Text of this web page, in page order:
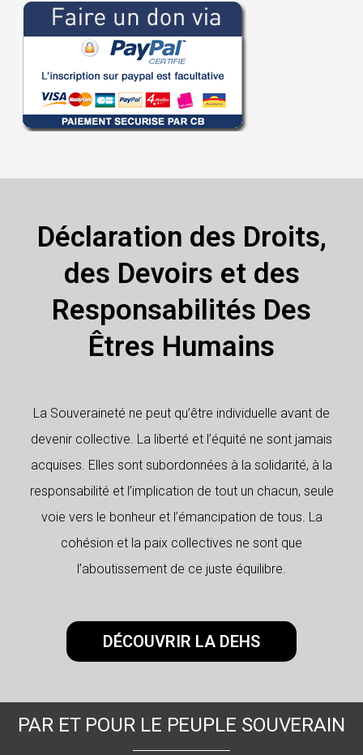
Déclaration des Droits,
des Devoirs et des
Responsabilités Des
Êtres Humains
La Souveraineté ne peut qu’être individuelle avant de
devenir collective. La liberté et l’équité ne sont jamais
acquises. Elles sont subordonnées à la solidarité, à la
responsabilité et l’implication de tout un chacun, seule
voie vers le bonheur et l’émancipation de tous. La
cohésion et la paix collectives ne sont que
l’aboutissement de ce juste équilibre.
DÉCOUVRIR LA DEHS
PAR ET POUR LE PEUPLE SOUVERAIN